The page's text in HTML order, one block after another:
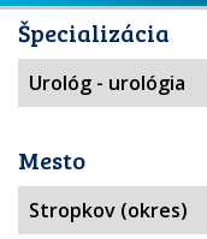
Špecializácia
Mesto